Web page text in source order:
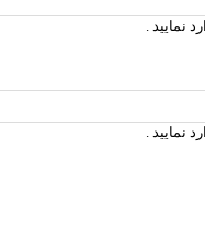
نمایید .
نمایید .